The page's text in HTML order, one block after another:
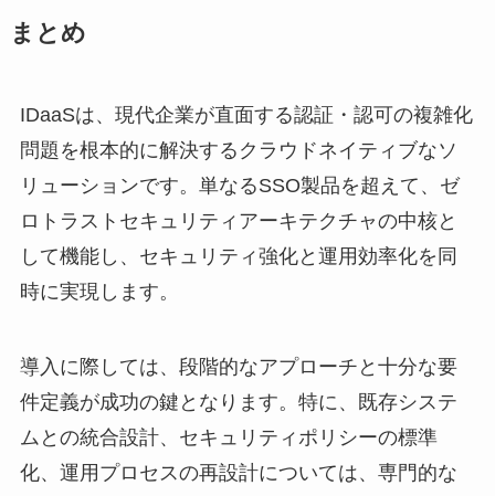
まとめ
IDaaSは、現代企業が直面する認証・認可の複雑化
問題を根本的に解決するクラウドネイティブなソ
リューションです。単なるSSO製品を超えて、ゼ
ロトラストセキュリティアーキテクチャの中核と
して機能し、セキュリティ強化と運用効率化を同
時に実現します。
導入に際しては、段階的なアプローチと十分な要
件定義が成功の鍵となります。特に、既存システ
ムとの統合設計、セキュリティポリシーの標準
化、運用プロセスの再設計については、専門的な